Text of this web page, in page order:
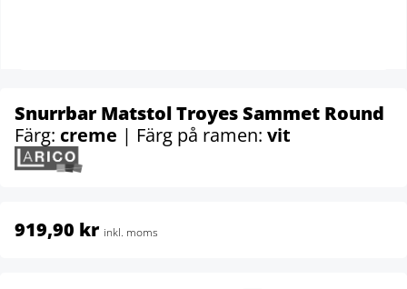
Snurrbar Matstol Troyes Sammet Round
Färg: creme | Färg på ramen: vit
919,90 kr inkl. moms